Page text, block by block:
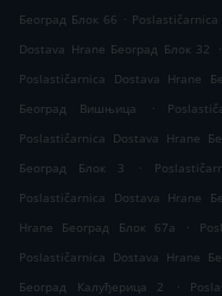
Београд Блок 66 .
Dostava Hrane Београд Блок 32
.
Poslastičarnica Dostava Hrane
Београд Вишњица
.
Poslastičarnica Dostava Hrane
Београд Блок 3
.
Poslastičarnica Dostava Hrane
Hrane Београд Блок 67а
.
Poslastičarnica Dostava Hrane
Београд Калуђерица 2
.